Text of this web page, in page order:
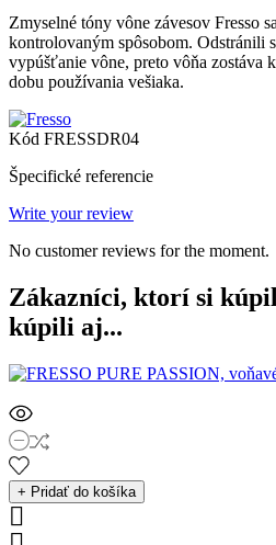
Zmyselné tóny vône závesov Fresso
kontrolovaným spôsobom. Odstránili
vypúšťanie vône, preto vôňa zostáva
dobu používania vešiaka.
Kód FRESSDR04
Špecifické referencie
Write your review
No customer reviews for the moment.
Zákazníci, ktorí si
kúpili aj...
+ Pridať do košíka
